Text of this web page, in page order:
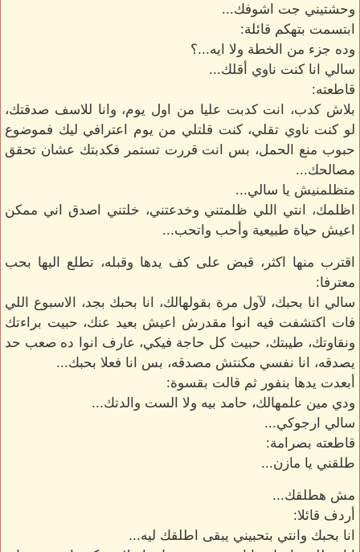
وحشتيني جت اشوفك...
ابتسمت بتهكم قائلة:
وده جزء من الخطة ولا ايه...؟
سالي انا كنت ناوي أقلك...
قاطعته:
بلاش كدب، انت كدبت عليا من اول يوم، وانا للاسف صدقتك،
لو كنت ناوي تقلي، كنت قلتلي من يوم اعترافي ليك فموضوع
حبوب منع الحمل، بس انت قررت تستمر فكدبتك عشان تحقق
مصالحك...
متظلمنيش يا سالي...
اظلمك، انتي اللي ظلمتني وخدعتني، خلتني اصدق اني ممكن
اعيش حياة طبيعية وأحب واتحب...
اقترب منها اكثر، قبض على كف يدها وقبله، تطلع اليها بحب
معترفا:
سالي انا بحبك، لآول مرة بقولهالك، انا بحبك بجد، الاسبوع اللي
فات اكتشفت فيه انوا مقدرش اعيش بعيد عنك، حبيت براءتك
ونقاوتك، طيبتك، حبيت كل حاجة فيكي، عارف انوا ده صعب حد
يصدقه، انا نفسي مكنتش مصدقه، بس انا فعلا بحبك...
أبعدت يدها بنفور ثم قالت بقسوة:
ودي مين علمهالك، حامد بيه ولا الست والدتك...
سالي ارجوكي...
قاطعته بصرامة:
طلقني يا مازن...
مش هطلقك...
أردف قائلا:
انا بحبك وانتي بتحبيني يبقى اطلقك ليه...